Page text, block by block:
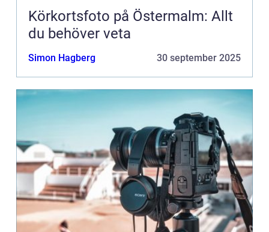
Körkortsfoto på Östermalm: Allt
du behöver veta
Simon Hagberg 30 september 2025